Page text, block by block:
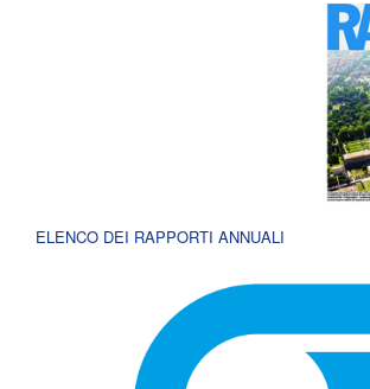
ELENCO DEI RAPPORTI ANNUALI